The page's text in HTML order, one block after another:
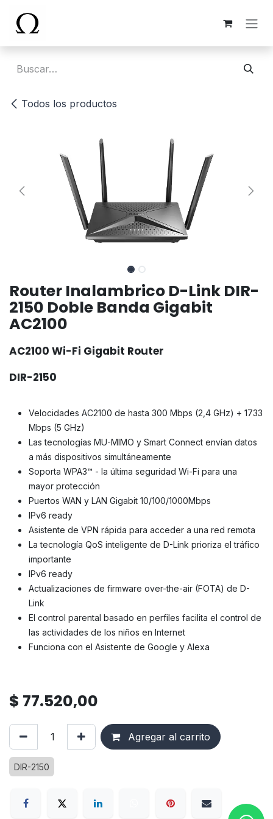
Todos los productos
Router Inalambrico D-Link DIR-
2150 Doble Banda Gigabit
AC2100
AC2100 Wi-Fi Gigabit Router
DIR-2150
Velocidades AC2100 de hasta 300 Mbps (2,4 GHz) + 1733
Mbps (5 GHz)
Las tecnologías MU-MIMO y Smart Connect envían datos
a más dispositivos simultáneamente
Soporta WPA3™ - la última seguridad Wi-Fi para una
mayor protección
Puertos WAN y LAN Gigabit 10/100/1000Mbps
IPv6 ready
Asistente de VPN rápida para acceder a una red remota
La tecnología QoS inteligente de D-Link prioriza el tráfico
importante
IPv6 ready
Actualizaciones de firmware over-the-air (FOTA) de D-
Link
El control parental basado en perfiles facilita el control de
las actividades de los niños en Internet
Funciona con el Asistente de Google y Alexa
$ 77.520,00
Agregar al carrito
DIR-2150